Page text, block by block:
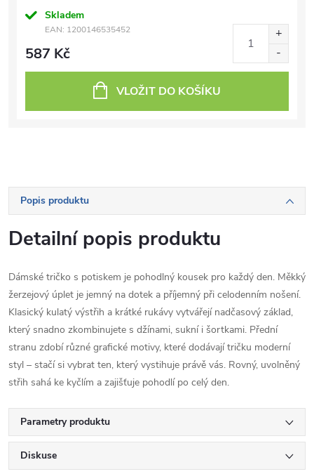
Skladem
EAN: 1200146535452
587 Kč
VLOŽIT DO KOŠÍKU
Popis produktu
Detailní popis produktu
Dámské tričko s potiskem je pohodlný kousek pro každý den. Měkký
žerzejový úplet je jemný na dotek a příjemný při celodenním nošení.
Klasický kulatý výstřih a krátké rukávy vytvářejí nadčasový základ,
který snadno zkombinujete s džínami, sukní i šortkami. Přední
stranu zdobí různé grafické motivy, které dodávají tričku moderní
styl – stačí si vybrat ten, který vystihuje právě vás. Rovný, uvolněný
střih sahá ke kyčlím a zajišťuje pohodlí po celý den.
Parametry produktu
Diskuse